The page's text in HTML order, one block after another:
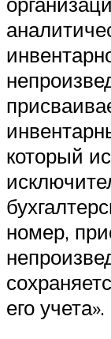
который
номер,
его учета».